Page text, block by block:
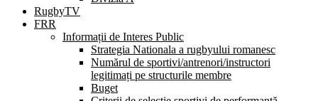
RugbyTV
FRR
Informații de Interes Public
Strategia Nationala a rugbyului romanesc
Numărul de sportivi/antrenori/instructori
legitimați pe structurile membre
Buget